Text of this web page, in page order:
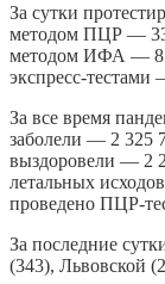
За сутки
методом ПЦР — 33
методом ИФА — 8
экспресс-тестами
За все время
заболели — 2 325
выздоровели — 2
летальных
проведено ПЦР-
За последние
(343), Львовской